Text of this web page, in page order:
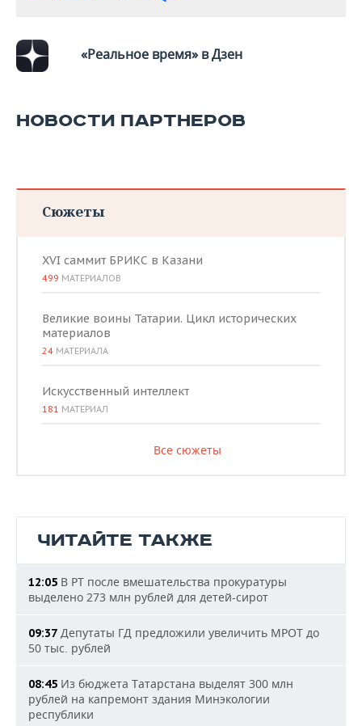
«Реальное время» в Дзен
НОВОСТИ ПАРТНЕРОВ
Сюжеты
XVI саммит БРИКС в Казани
499 МАТЕРИАЛОВ
Великие воины Татарии. Цикл исторических
материалов
24 МАТЕРИАЛА
Искусственный интеллект
181 МАТЕРИАЛ
Все сюжеты
ЧИТАЙТЕ ТАКЖЕ
12:05 В РТ после вмешательства прокуратуры
выделено 273 млн рублей для детей-сирот
09:37 Депутаты ГД предложили увеличить МРОТ до
50 тыс. рублей
08:45 Из бюджета Татарстана выделят 300 млн
рублей на капремонт здания Минэкологии
республики